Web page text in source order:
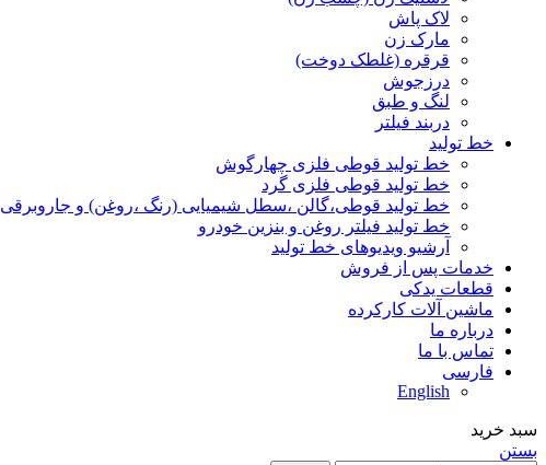
لاک پاش
مارک زن
قرقره (غلطک دوخت)
درزجوش
لنگ و طبق
دربند فیلتر
خط تولید
خط تولید قوطی فلزی چهارگوش
خط تولید قوطی فلزی گرد
خط تولید قوطی،گالن ،سطل شیمیایی (رنگ ،روغن) و جاروبرقی
خط تولید فیلتر روغن و بنزین خودرو
آرشیو ویدیوهای خط تولید
خدمات پس از فروش
قطعات یدکی
ماشین آلات کارکرده
درباره ما
تماس با ما
فارسی
English
سبد خرید
بستن